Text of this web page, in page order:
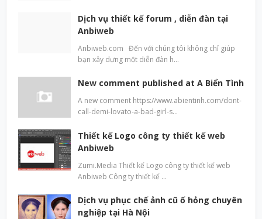
Dịch vụ thiết kế forum , diễn đàn tại
Anbiweb
Anbiweb.com Đến với chúng tôi không chỉ giúp
bạn xây dựng một diễn đàn h…
New comment published at A Biển Tình
A new comment https://www.abientinh.com/dont-
call-demi-lovato-a-bad-girl-s…
Thiết kế Logo công ty thiết kế web
Anbiweb
Zumi.Media Thiết kế Logo công ty thiết kế web
Anbiweb Công ty thiết kế …
Dịch vụ phục chế ảnh cũ ố hỏng chuyên
nghiệp tại Hà Nội